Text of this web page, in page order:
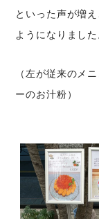
といった声が増
ようになりました
（左が従来のメ
ーのお汁粉）